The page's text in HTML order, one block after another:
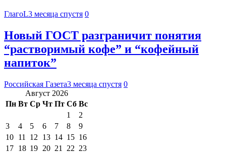
ГлагоL3 месяца спустя 0
Новый ГОСТ разграничит понятия
“растворимый кофе” и “кофейный
напиток”
Российская Газета3 месяца спустя 0
Август 2026
Пн Вт Ср Чт Пт Сб Вс
1
2
3
4 5 6 7 8
9
10 11 12 13 14 15 16
17 18 19 20 21 22 23